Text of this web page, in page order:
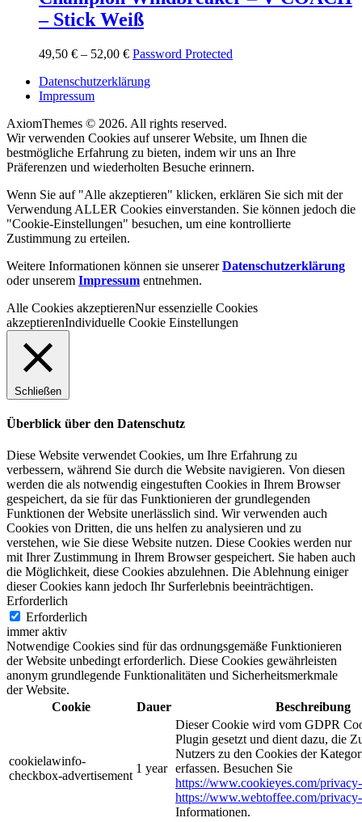
– Stick Weiß
49,50 € – 52,00 € Password Protected
Datenschutzerklärung
Impressum
AxiomThemes © 2026. All rights reserved.
Wir verwenden Cookies auf unserer Website, um Ihnen die
bestmögliche Erfahrung zu bieten, indem wir uns an Ihre
Präferenzen und wiederholten Besuche erinnern.
Wenn Sie auf "Alle akzeptieren" klicken, erklären Sie sich mit der
Verwendung ALLER Cookies einverstanden. Sie können jedoch die
"Cookie-Einstellungen" besuchen, um eine kontrollierte
Zustimmung zu erteilen.
Weitere Informationen können sie unsererDatenschutzerklärung
oder unserem Impressum entnehmen.
Alle Cookies akzeptierenNur essenzielle Cookies
akzeptierenIndividuelle Cookie Einstellungen
Schließen
Überblick über den Datenschutz
Diese Website verwendet Cookies, um Ihre Erfahrung zu
verbessern, während Sie durch die Website navigieren. Von diesen
werden die als notwendig eingestuften Cookies in Ihrem Browser
gespeichert, da sie für das Funktionieren der grundlegenden
Funktionen der Website unerlässlich sind. Wir verwenden auch
Cookies von Dritten, die uns helfen zu analysieren und zu
verstehen, wie Sie diese Website nutzen. Diese Cookies werden nur
mit Ihrer Zustimmung in Ihrem Browser gespeichert. Sie haben auch
die Möglichkeit, diese Cookies abzulehnen. Die Ablehnung einiger
dieser Cookies kann jedoch Ihr Surferlebnis beeinträchtigen.
Erforderlich
Erforderlich
immer aktiv
Notwendige Cookies sind für das ordnungsgemäße Funktionieren
der Website unbedingt erforderlich. Diese Cookies gewährleisten
anonym grundlegende Funktionalitäten und Sicherheitsmerkmale
der Website.
Cookie
Dauer Beschreibung
cookielawinfo-
checkbox-advertisement
1 year
Dieser Cookie wird vom GDPR
Plugin gesetzt und dient dazu, die
Nutzers zu den Cookies der
erfassen. Besuchen Sie
https://www.cookieyes.com/
https://www.webtoffee.com/
Informationen.